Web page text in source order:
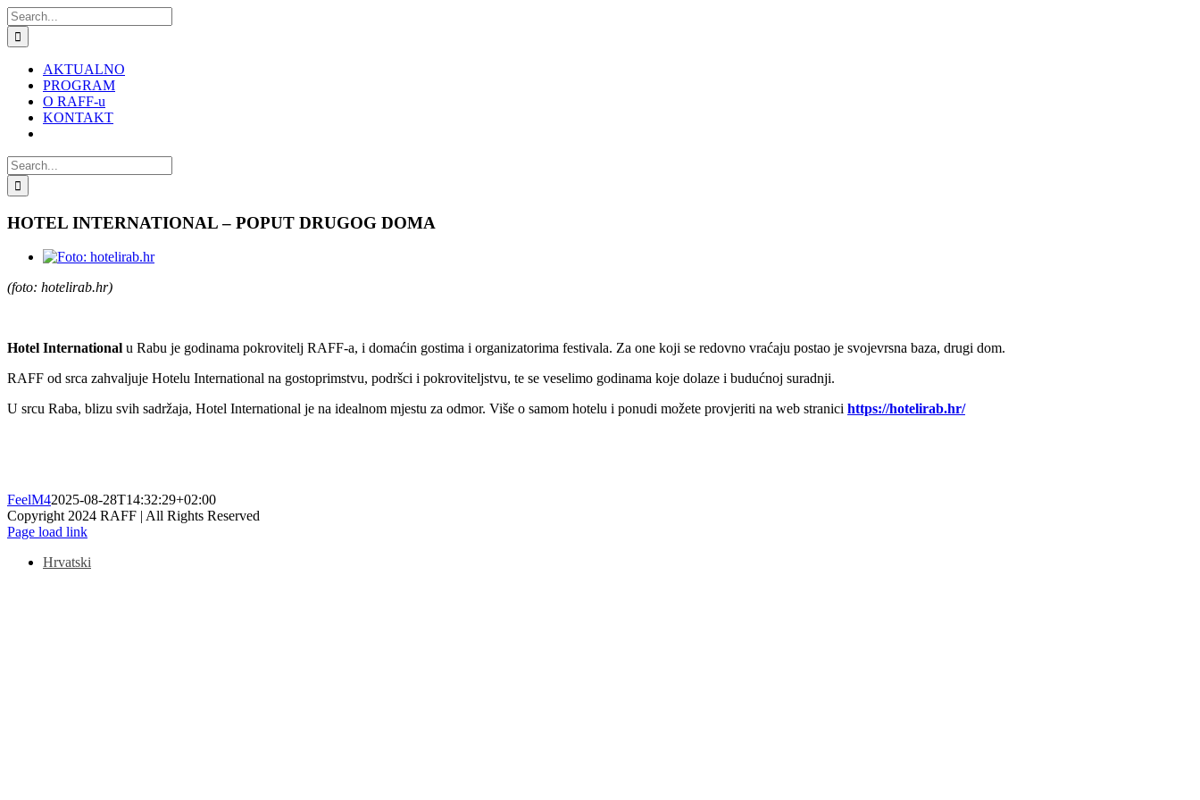
Skip
to
content
Search
for:
AKTUALNO
PROGRAM
O RAFF-u
KONTAKT
Search
for:
HOTEL INTERNATIONAL – POPUT DRUGOG DOMA
View
Image
(foto: hotelirab.hr)
Hotel International u Rabu je godinama pokrovitelj RAFF-a, i domaćin gostima i organizatorima festivala. Za one koji se redovno vraćaju postao je svojevrsna baza, drugi dom.
RAFF od srca zahvaljuje Hotelu International na gostoprimstvu, podršci i pokroviteljstvu, te se veselimo godinama koje dolaze i budućnoj suradnji.
U srcu Raba, blizu svih sadržaja, Hotel International je na idealnom mjestu za odmor. Više o samom hotelu i ponudi možete provjeriti na web stranici https://hotelirab.hr/
FeelM42025-08-28T14:32:29+02:00
Copyright 2024 RAFF | All Rights Reserved
Facebook
Instagram
Email
Page load link
Hrvatski